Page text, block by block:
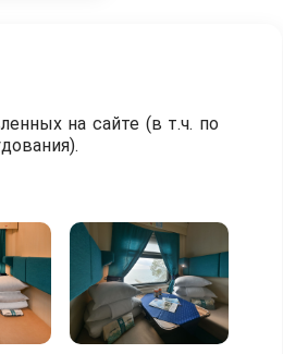
на сайте (в т.ч. по